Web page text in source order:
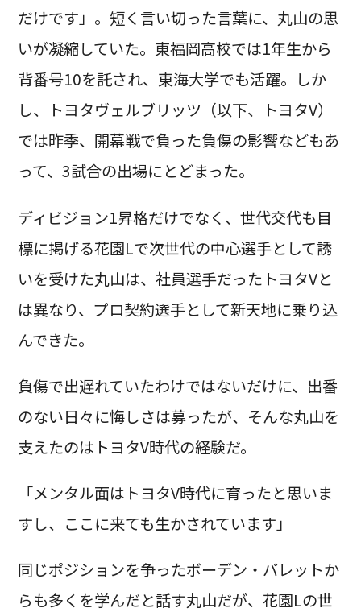
だけです」。短く言い切った言葉に、丸山の思
いが凝縮していた。東福岡高校では1年生から
背番号10を託され、東海大学でも活躍。しか
し、トヨタヴェルブリッツ（以下、トヨタV）
では昨季、開幕戦で負った負傷の影響などもあ
って、3試合の出場にとどまった。
ディビジョン1昇格だけでなく、世代交代も目
標に掲げる花園Lで次世代の中心選手として誘
いを受けた丸山は、社員選手だったトヨタVと
は異なり、プロ契約選手として新天地に乗り込
んできた。
負傷で出遅れていたわけではないだけに、出番
のない日々に悔しさは募ったが、そんな丸山を
支えたのはトヨタV時代の経験だ。
「メンタル面はトヨタV時代に育ったと思いま
すし、ここに来ても生かされています」
同じポジションを争ったボーデン・バレットか
らも多くを学んだと話す丸山だが、花園Lの世